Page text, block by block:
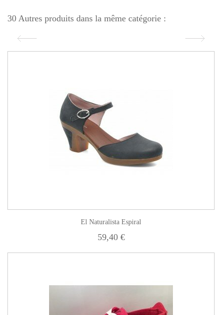
30 Autres produits dans la même catégorie :
El Naturalista Espiral
59,40 €